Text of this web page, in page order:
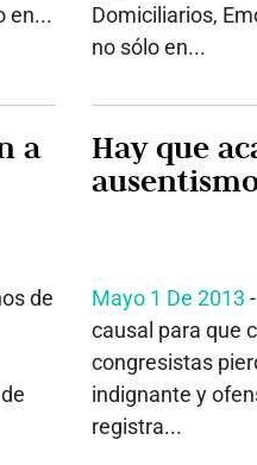
en...
Domiciliarios,
no sólo en...
de
Hay que
Mayo 1 De 2013
causal para que
congresistas
indignante y
registra...